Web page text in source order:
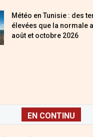
Météo en Tunisie : des
élevées que la normale
août et octobre 2026
EN CONTINU